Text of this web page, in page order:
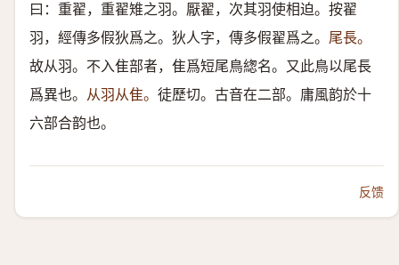
曰：重翟，重翟雉之羽。厭翟，次其羽使相迫。按翟
羽，經傳多假狄爲之。狄人字，傳多假翟爲之。 尾長。
故从羽。不入隹部者，隹爲短尾鳥緫名。又此鳥以尾長
爲異也。 从羽从隹。 徒歷切。古音在二部。庸風韵於十
六部合韵也。
反馈